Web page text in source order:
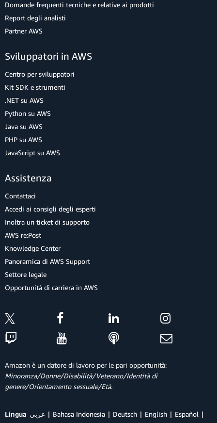
Domande frequenti tecniche e relative ai prodotti
Report degli analisti
Partner AWS
Sviluppatori in AWS
Centro per sviluppatori
Kit SDK e strumenti
.NET su AWS
Python su AWS
Java su AWS
PHP su AWS
JavaScript su AWS
Assistenza
Contattaci
Accedi ai consigli degli esperti
Inoltra un ticket di supporto
AWS re:Post
Knowledge Center
Panoramica di AWS Support
Settore legale
Opportunità di carriera in AWS
Amazon è un datore di lavoro per le pari opportunità:
Minoranza/Donne/Disabilità/Veterano/Identità di
genere/Orientamento sessuale/Età.
Lingua عربي Bahasa Indonesia Deutsch English
Español